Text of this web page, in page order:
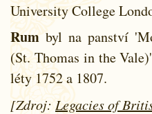
University College
Rum byl na panství
(St. Thomas in the
léty 1752 a 1807.
[Zdroj: Legacies of